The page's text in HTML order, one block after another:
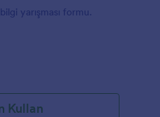
yarışması formu.
Kullan